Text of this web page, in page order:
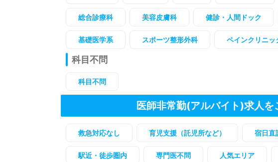
総合診療科 美容皮膚科 健診・人間ドック
基礎医学系 スポーツ整形外科 ペインクリニッ
科目不問
科目不問
医師非常勤(アルバイト)求人
救急対応なし 育児支援（託児所など） 宿日直
駅近・徒歩圏内 専門医不問 人気エリア